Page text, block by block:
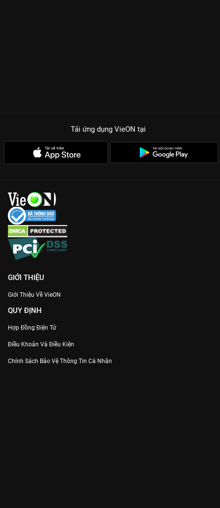
Tải ứng dụng VieON tại
GIỚI THIỆU
Giới Thiệu Về VieON
QUY ĐỊNH
Hợp Đồng Điện Tử
Điều Khoản Và Điều Kiện
Chính Sách Bảo Vệ Thông Tin Cá Nhân